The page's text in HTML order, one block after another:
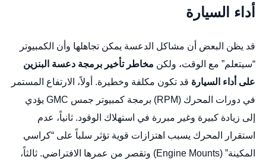
أداء السيارة
قد يظن البعض أن مشاكل الدعسة يمكن تجاهلها وأن الكمبيوتر
“سيتعلم” مع الوقت، ولكن مخاطر تأخير برمجة دعسة البنزين
على أداء السيارة قد تكون مكلفة وخطيرة. أولاً، الارتفاع المستمر
في دورات المحرك (RPM)
برمجة كمبيوتر جمس GMC
يؤدي
إلى زيادة كبيرة وغير مبررة في استهلاك الوقود. ثانياً، عدم
استقرار المحرك يسبب اهتزازات قوية تؤثر سلباً على “كراسي
المكينة” (Engine Mounts) وتقصر من عمرها الافتراضي. ثالثاً،